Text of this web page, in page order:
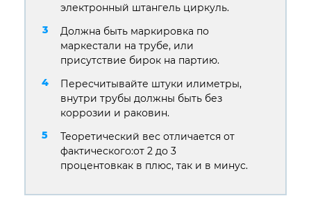
электронный штангель циркуль.
Должна быть маркировка по
маркестали на трубе, или
присутствие бирок на партию.
Пересчитывайте штуки илиметры,
внутри трубы должны быть без
коррозии и раковин.
Теоретический вес отличается от
фактического:от 2 до 3
процентовкак в плюс, так и в минус.